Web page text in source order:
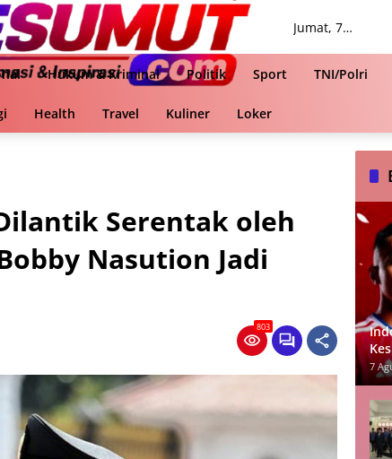
Jumat, 7
Hukum & Kriminal Politik Sport TNI/Polri
Health Travel Kuliner Loker
Serentak oleh
Nasution Jadi
803
7